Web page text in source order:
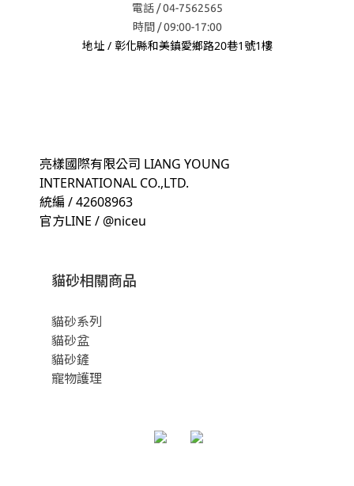
電話 / 04-7562565
時間 / 09:00-17:00
地址 / 彰化縣和美鎮愛鄉路20巷1號1樓
亮樣國際有限公司 LIANG YOUNG
INTERNATIONAL CO.,LTD.
統編 / 42608963
官方LINE / @niceu
貓砂相關商品
貓砂系列
貓砂盆
貓砂鏟
寵物護理